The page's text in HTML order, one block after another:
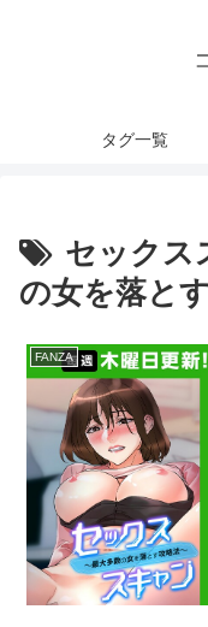
タグ一覧
セックス
の女を落と
FANZA